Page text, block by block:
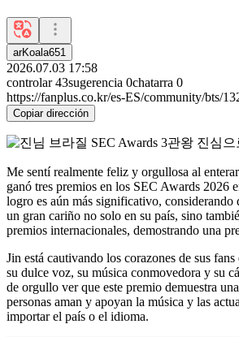
arKoala651
2026.07.03 17:58
controlar 43sugerencia 0chatarra 0
https://fanplus.co.kr/es-ES/community/bts/
Copiar dirección
Me sentí realmente feliz y orgullosa al
ganó tres premios en los SEC Awards 2026
logro es aún más significativo, considerando
un gran cariño no solo en su país, sino
premios internacionales, demostrando una
Jin está cautivando los corazones de sus
su dulce voz, su música conmovedora y su
de orgullo ver que este premio demuestra
personas aman y apoyan la música y las
importar el país o el idioma.